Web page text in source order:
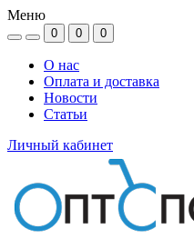
Меню
0 0 0
О нас
Оплата и доставка
Новости
Статьи
Личный кабинет